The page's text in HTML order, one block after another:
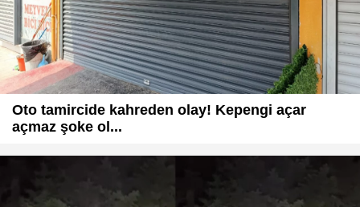
Oto tamircide kahreden olay! Kepengi açar
açmaz şoke ol...